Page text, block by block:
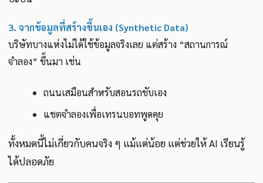
3. จากข้อมูลที่สร้างขึ้นเอง (Synthetic Data)
บริษัทบางแห่งไม่ได้ใช้ข้อมูลจริงเลย แต่สร้าง “สถานการณ์
จำลอง” ขึ้นมา เช่น
ถนนเสมือนสำหรับสอนรถขับเอง
แชตจำลองเพื่อเทรนบอทพูดคุย
ทั้งหมดนี้ไม่เกี่ยวกับคนจริง ๆ แม้แต่น้อย แต่ช่วยให้ AI เรียนรู้
ได้ปลอดภัย